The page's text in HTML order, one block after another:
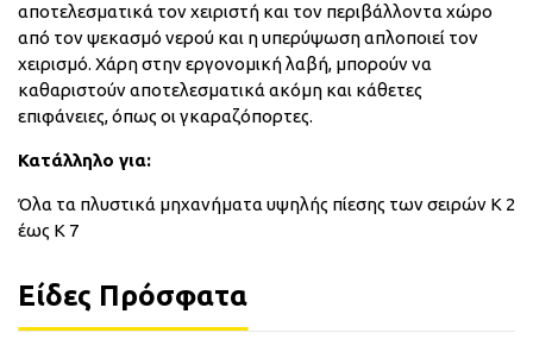
αποτελεσματικά τον χειριστή και τον περιβάλλοντα χώρο
από τον ψεκασμό νερού και η υπερύψωση απλοποιεί τον
χειρισμό. Χάρη στην εργονομική λαβή, μπορούν να
καθαριστούν αποτελεσματικά ακόμη και κάθετες
επιφάνειες, όπως οι γκαραζόπορτες.
Κατάλληλο για:
Όλα τα πλυστικά μηχανήματα υψηλής πίεσης των σειρών K 2
έως K 7
Είδες Πρόσφατα